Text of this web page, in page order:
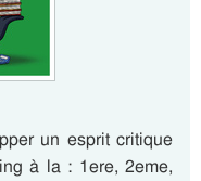
un esprit critique
à la : 1ere, 2eme,